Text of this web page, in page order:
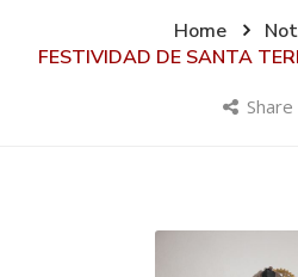
Home
FESTIVIDAD DE SANTA
Share